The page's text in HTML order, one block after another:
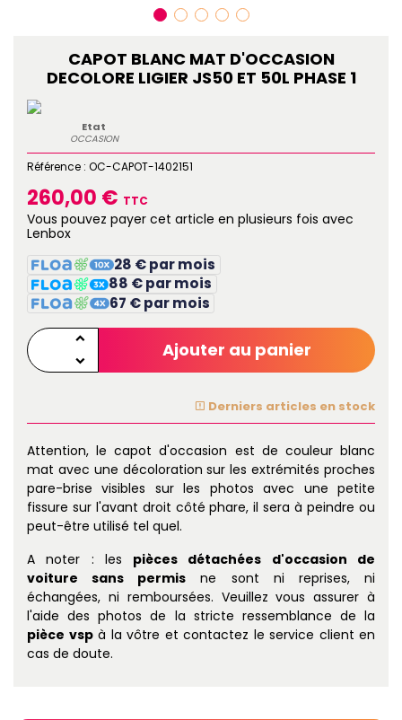
CAPOT BLANC MAT D'OCCASION
DECOLORE LIGIER JS50 ET 50L PHASE 1
Etat
OCCASION
Référence : OC-CAPOT-1402151
260,00 € TTC
Vous pouvez payer cet article en plusieurs fois avec
Lenbox
28 € par mois
88 € par mois
67 € par mois
Ajouter au panier
Derniers articles en stock
Attention, le capot d'occasion est de couleur blanc
mat avec une décoloration sur les extrémités proches
pare-brise visibles sur les photos avec une petite
fissure sur l'avant droit côté phare, il sera à peindre ou
peut-être utilisé tel quel.
A noter : les pièces détachées d'occasion de
voiture sans permis ne sont ni reprises, ni
échangées, ni remboursées. Veuillez vous assurer à
l'aide des photos de la stricte ressemblance de la
pièce vspà la vôtre et contactez le service client en
cas de doute.